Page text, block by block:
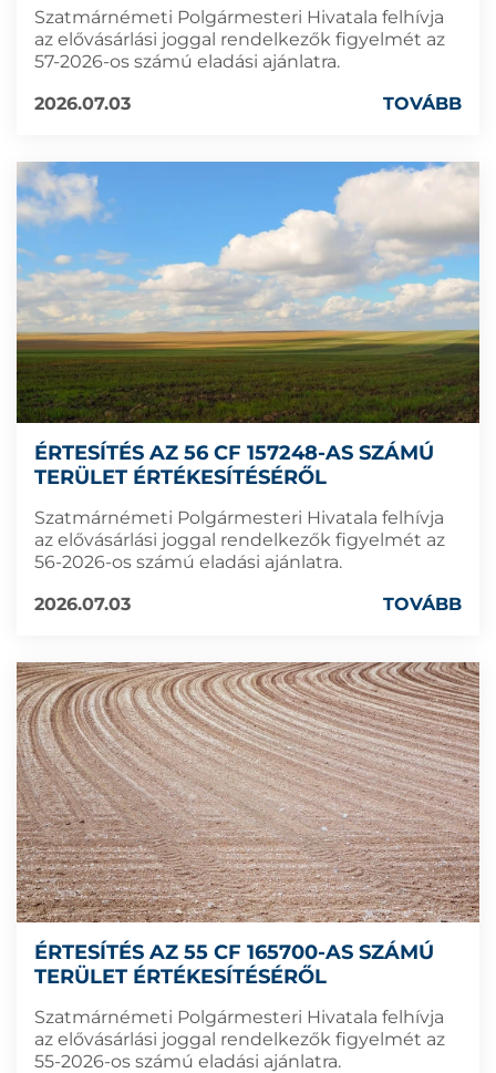
Szatmárnémeti Polgármesteri Hivatala felhívja
az elővásárlási joggal rendelkezők figyelmét az
57-2026-os számú eladási ajánlatra.
2026.07.03
TOVÁBB
ÉRTESÍTÉS AZ 56 CF 157248-AS SZÁMÚ
TERÜLET ÉRTÉKESÍTÉSÉRŐL
Szatmárnémeti Polgármesteri Hivatala felhívja
az elővásárlási joggal rendelkezők figyelmét az
56-2026-os számú eladási ajánlatra.
2026.07.03
TOVÁBB
ÉRTESÍTÉS AZ 55 CF 165700-AS SZÁMÚ
TERÜLET ÉRTÉKESÍTÉSÉRŐL
Szatmárnémeti Polgármesteri Hivatala felhívja
az elővásárlási joggal rendelkezők figyelmét az
55-2026-os számú eladási ajánlatra.